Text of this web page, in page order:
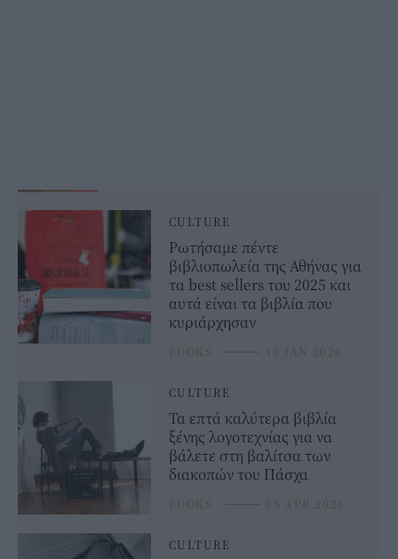
CULTURE
Ρωτήσαμε πέντε
βιβλιοπωλεία της Αθήνας για
τα best sellers του 2025 και
αυτά είναι τα βιβλία που
κυριάρχησαν
BOOKS ⸻ 10 JAN 2026
CULTURE
Τα επτά καλύτερα βιβλία
ξένης λογοτεχνίας για να
βάλετε στη βαλίτσα των
διακοπών του Πάσχα
BOOKS ⸻ 05 APR 2026
CULTURE